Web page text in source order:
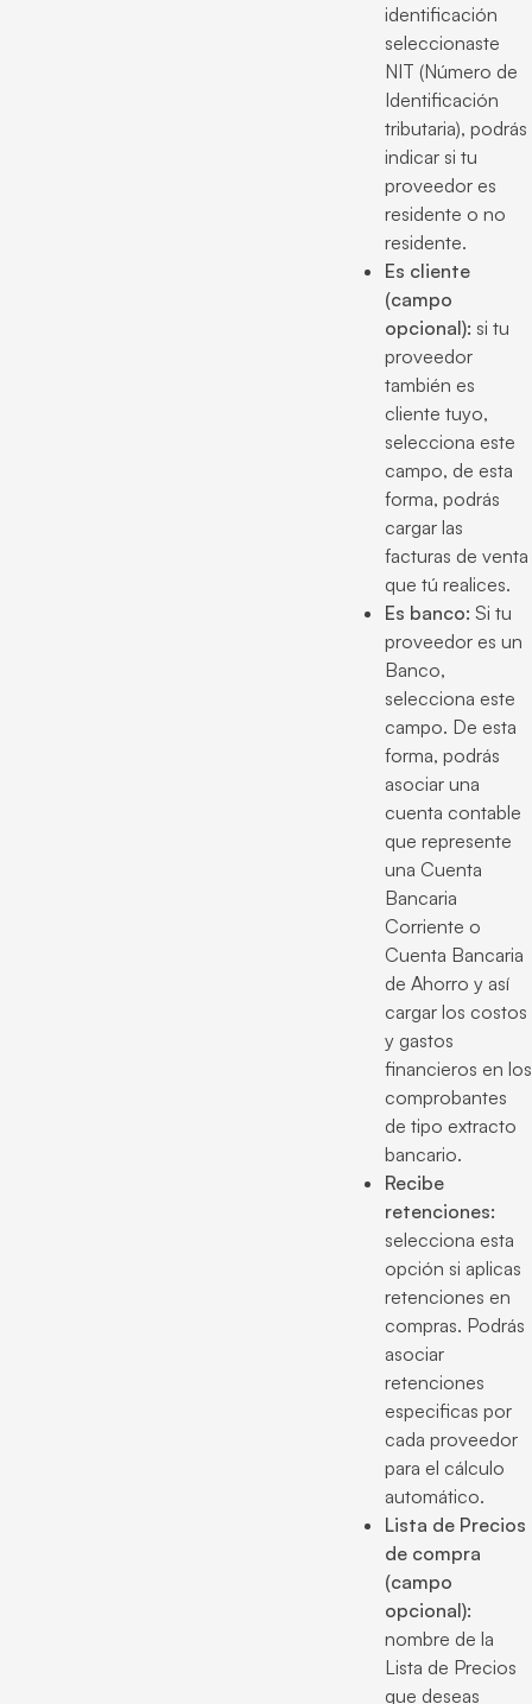
identificación
seleccionaste
NIT (Número de
Identificación
tributaria), podrás
indicar si tu
proveedor es
residente o no
residente.
Es cliente
(campo
opcional): si tu
proveedor
también es
cliente tuyo,
selecciona este
campo, de esta
forma, podrás
cargar las
facturas de venta
que tú realices.
Es banco: Si tu
proveedor es un
Banco,
selecciona este
campo. De esta
forma, podrás
asociar una
cuenta contable
que represente
una Cuenta
Bancaria
Corriente o
Cuenta Bancaria
de Ahorro y así
cargar los costos
y gastos
financieros en los
comprobantes
de tipo extracto
bancario.
Recibe
retenciones:
selecciona esta
opción si aplicas
retenciones en
compras. Podrás
asociar
retenciones
especificas por
cada proveedor
para el cálculo
automático.
Lista de Precios
de compra
(campo
opcional):
nombre de la
Lista de Precios
que deseas